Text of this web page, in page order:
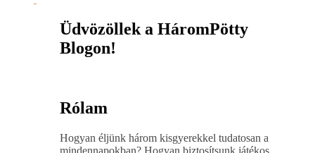
Üdvözöllek a HáromPötty
Blogon!
Rólam
Hogyan éljünk három kisgyerekkel tudatosan a
mindennapokban? Hogyan biztosítsunk játékos